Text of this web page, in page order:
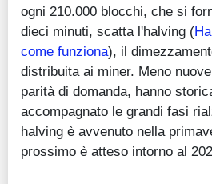
ogni 210.000 blocchi, che si
dieci minuti, scatta l'halving (
come funziona), il
distribuita ai miner. Meno
parità di domanda, hanno
accompagnato le grandi fasi
halving è avvenuto nella
prossimo è atteso intorno al